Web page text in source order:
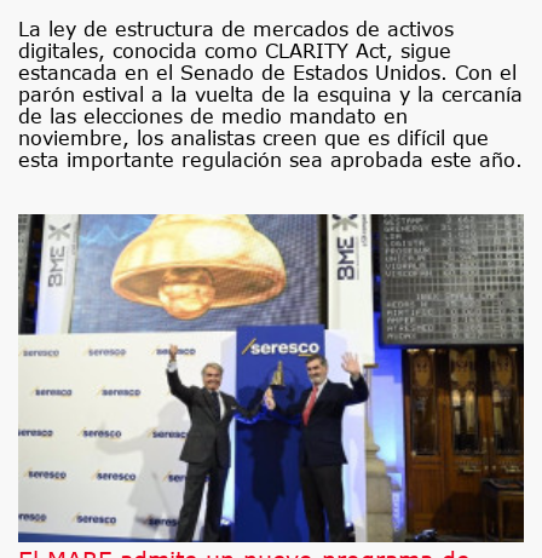
La ley de estructura de mercados de activos
digitales, conocida como CLARITY Act, sigue
estancada en el Senado de Estados Unidos. Con el
parón estival a la vuelta de la esquina y la cercanía
de las elecciones de medio mandato en
noviembre, los analistas creen que es difícil que
esta importante regulación sea aprobada este año.